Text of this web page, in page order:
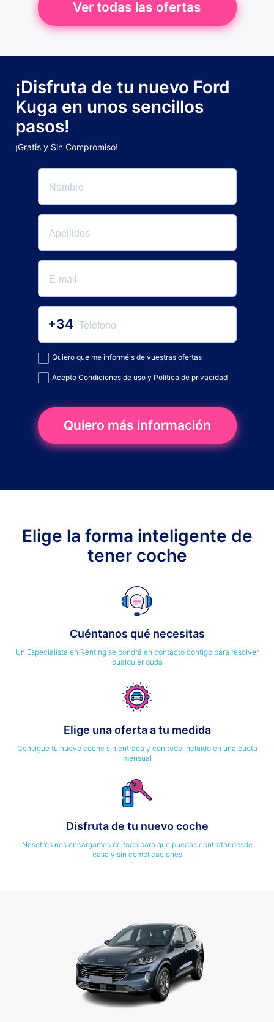
Ver todas las ofertas
¡Disfruta de tu nuevo Ford
Kuga en unos sencillos
pasos!
¡Gratis y Sin Compromiso!
+34
Quiero que me informéis de vuestras ofertas
Acepto Condiciones de usoy Política de privacidad
Quiero más información
Elige la forma inteligente de
tener coche
Cuéntanos qué necesitas
Un Especialista en Renting se pondrá en contacto contigo para resolver
cualquier duda
Elige una oferta a tu medida
Consigue tu nuevo coche sin entrada y con todo incluido en una cuota
mensual
Disfruta de tu nuevo coche
Nosotros nos encargamos de todo para que puedas contratar desde
casa y sin complicaciones